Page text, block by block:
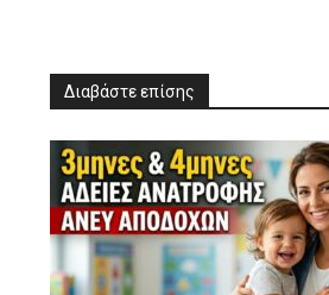
Διαβάστε επίσης